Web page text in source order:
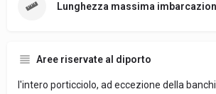
Lunghezza massima
Aree riservate al diporto
l'intero porticciolo, ad eccezione della